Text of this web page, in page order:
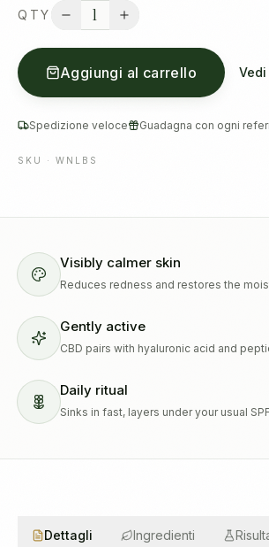
QTY 1
Aggiungi al carrello
Spedizione veloce Guadagna con ogni
SKU · WNLBS
Visibly calmer skin
Reduces redness and restores the
Gently active
CBD pairs with hyaluronic acid and
Daily ritual
Sinks in fast, layers under your usual
Dettagli Ingredienti